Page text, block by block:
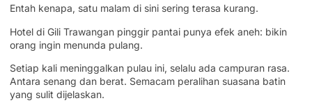
Entah kenapa, satu malam di sini sering terasa kurang.
Hotel di Gili Trawangan pinggir pantai punya efek aneh: bikin
orang ingin menunda pulang.
Setiap kali meninggalkan pulau ini, selalu ada campuran rasa.
Antara senang dan berat. Semacam peralihan suasana batin
yang sulit dijelaskan.